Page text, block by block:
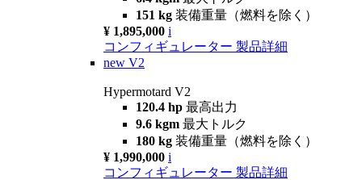
151 kg 装備重量（燃料を除く）
¥ 1,895,000 i
コンフィギュレーター 製品詳細
new V2
Hypermotard V2
120.4 hp 最高出力
9.6 kgm 最大トルク
180 kg 装備重量（燃料を除く）
¥ 1,990,000 i
コンフィギュレーター 製品詳細